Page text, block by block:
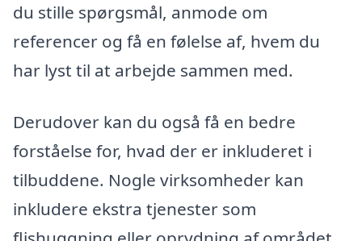
du stille spørgsmål, anmode om
referencer og få en følelse af, hvem du
har lyst til at arbejde sammen med.
Derudover kan du også få en bedre
forståelse for, hvad der er inkluderet i
tilbuddene. Nogle virksomheder kan
inkludere ekstra tjenester som